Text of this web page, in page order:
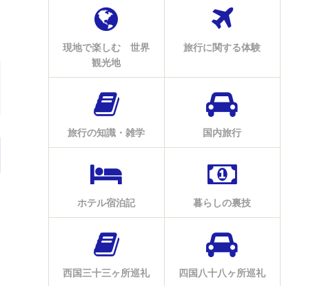
現地で楽しむ 世界
観光地
旅行に関する体験
旅行の知識・雑学 国内旅行
ホテル宿泊記 暮らしの裏技
西国三十三ヶ所巡礼 四国八十八ヶ所巡礼